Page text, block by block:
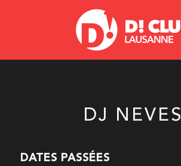
DJ NEVES
DATES PASSÉES